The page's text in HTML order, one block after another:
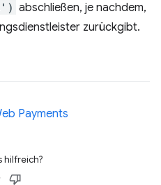
abschließen, je nachdem,
zurückgibt.
Payments
hilfreich?